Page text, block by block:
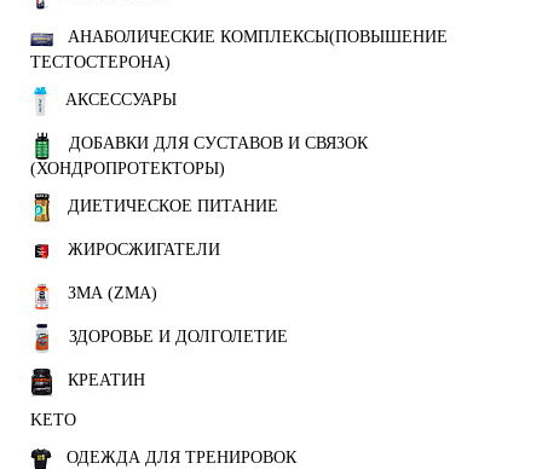
АНАБОЛИЧЕСКИЕ КОМПЛЕКСЫ(ПОВЫШЕНИЕ
ТЕСТОСТЕРОНА)
АКСЕССУАРЫ
ДОБАВКИ ДЛЯ СУСТАВОВ И СВЯЗОК
(ХОНДРОПРОТЕКТОРЫ)
ДИЕТИЧЕСКОЕ ПИТАНИЕ
ЖИРОСЖИГАТЕЛИ
ЗМА (ZMA)
ЗДОРОВЬЕ И ДОЛГОЛЕТИЕ
КРЕАТИН
KETO
ОДЕЖДА ДЛЯ ТРЕНИРОВОК